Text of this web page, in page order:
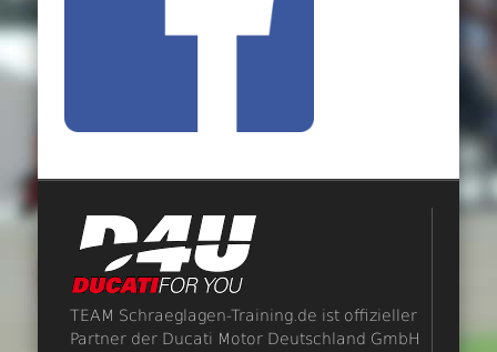
TEAM Schraeglagen-Training.de ist offizieller
Partner der Ducati Motor Deutschland GmbH